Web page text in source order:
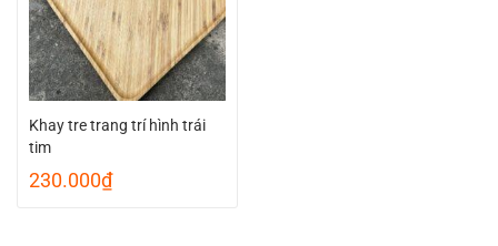
Khay tre trang trí hình trái
tim
230.000₫